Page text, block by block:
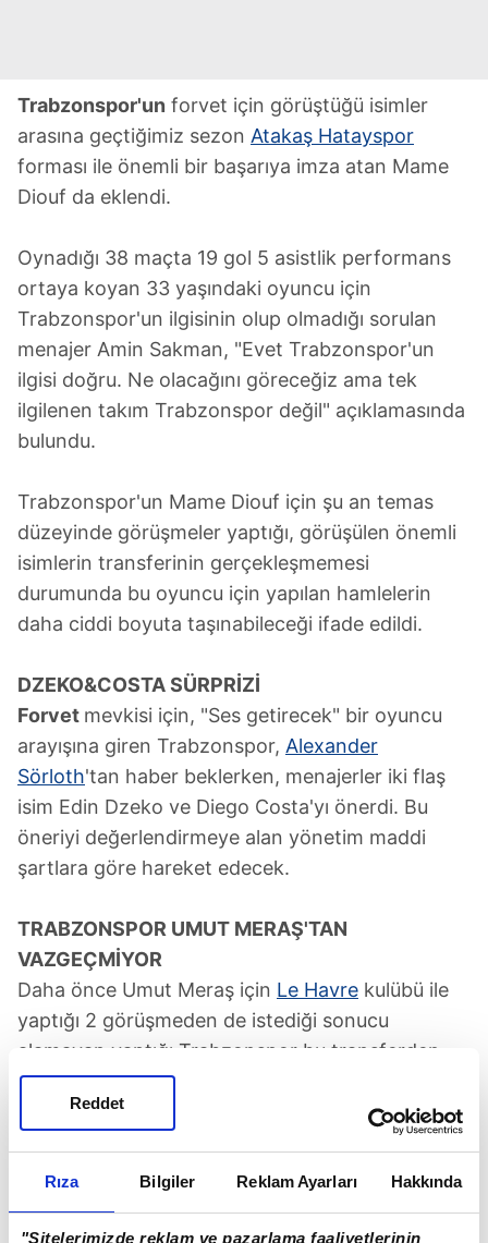
Rıza Bilgiler Reklam Ayarları Hakkında
"Sitelerimizde reklam ve pazarlama faaliyetlerinin
Reddet
Trabzonspor'un forvet için görüştüğü isimler
arasına geçtiğimiz sezon Atakaş Hatayspor
forması ile önemli bir başarıya imza atan Mame
Diouf da eklendi.
Oynadığı 38 maçta 19 gol 5 asistlik performans
ortaya koyan 33 yaşındaki oyuncu için
Trabzonspor'un ilgisinin olup olmadığı sorulan
menajer Amin Sakman, "Evet Trabzonspor'un
ilgisi doğru. Ne olacağını göreceğiz ama tek
ilgilenen takım Trabzonspor değil" açıklamasında
bulundu.
Trabzonspor'un Mame Diouf için şu an temas
düzeyinde görüşmeler yaptığı, görüşülen önemli
isimlerin transferinin gerçekleşmemesi
durumunda bu oyuncu için yapılan hamlelerin
daha ciddi boyuta taşınabileceği ifade edildi.
DZEKO&COSTA SÜRPRİZİ
Forvet mevkisi için, "Ses getirecek" bir oyuncu
arayışına giren Trabzonspor, Alexander
Sörloth'tan haber beklerken, menajerler iki flaş
isim Edin Dzeko ve Diego Costa'yı önerdi. Bu
öneriyi değerlendirmeye alan yönetim maddi
şartlara göre hareket edecek.
TRABZONSPOR UMUT MERAŞ'TAN
VAZGEÇMİYOR
Daha önce Umut Meraş için Le Havre kulübü ile
yaptığı 2 görüşmeden de istediği sonucu
alamayan yaptığı Trabzonspor bu transferden
vazgeçmiyor. Bordo-Mavili yönetimin bonservis
ücretini taksitlendirme seçeneğini gündeme